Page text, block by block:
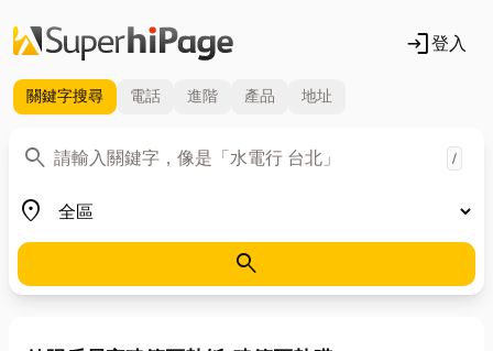
login登入
關鍵字搜尋 電話 進階 產品 地址
search
關鍵字 /
place
地區
search